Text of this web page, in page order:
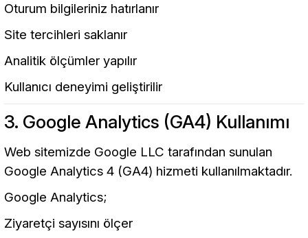
Oturum bilgileriniz hatırlanır
Site tercihleri saklanır
Analitik ölçümler yapılır
Kullanıcı deneyimi geliştirilir
3. Google Analytics (GA4) Kullanımı
Web sitemizde Google LLC tarafından sunulan
Google Analytics 4 (GA4) hizmeti kullanılmaktadır.
Google Analytics;
Ziyaretçi sayısını ölçer